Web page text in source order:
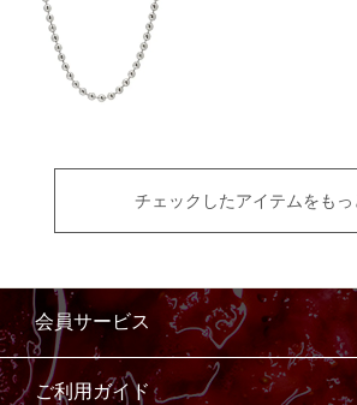
チェックしたアイテムをもっ
会員サービス
ご利用ガイド